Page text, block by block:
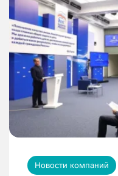
Новости компаний